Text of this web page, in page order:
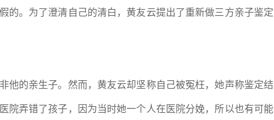
的。为了澄清自己的清白，黄友云提出了重新做三方亲子鉴定
他的亲生子。然而，黄友云却坚称自己被冤枉，她声称鉴定结
院弄错了孩子，因为当时她一个人在医院分娩，所以也有可能